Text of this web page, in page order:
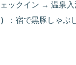
ェックイン → 温泉入
：宿で黒豚しゃぶ